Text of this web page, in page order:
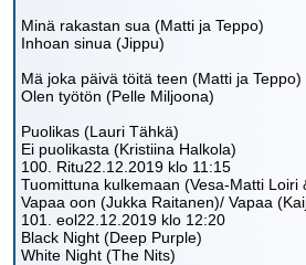
Minä rakastan sua (Matti ja Teppo)
Inhoan sinua (Jippu)
Mä joka päivä töitä teen (Matti ja Teppo)
Olen työtön (Pelle Miljoona)
Puolikas (Lauri Tähkä)
Ei puolikasta (Kristiina Halkola)
100. Ritu22.12.2019 klo 11:15
Tuomittuna kulkemaan (Vesa-Matti Loiri
Vapaa oon (Jukka Raitanen)/ Vapaa
101. eol22.12.2019 klo 12:20
Black Night (Deep Purple)
White Night (The Nits)